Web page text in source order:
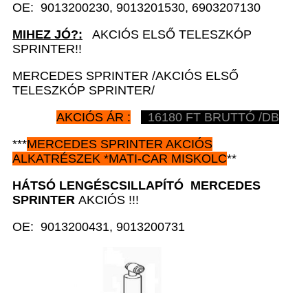
OE: 9013200230, 9013201530, 6903207130
MIHEZ JÓ?: AKCIÓS ELSŐ TELESZKÓP
SPRINTER!!
MERCEDES SPRINTER /AKCIÓS ELSŐ
TELESZKÓP SPRINTER/
AKCIÓS ÁR :
16180 FT BRUTTÓ /DB
***MERCEDES SPRINTER AKCIÓS
ALKATRÉSZEK *MATI-CAR MISKOLC**
HÁTSÓ LENGÉSCSILLAPÍTÓ MERCEDES
SPRINTER AKCIÓS !!!
OE: 9013200431, 9013200731